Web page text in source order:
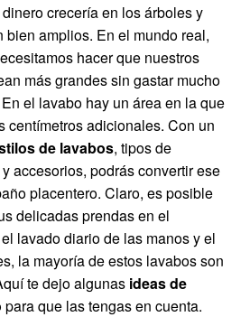
crecería en los árboles y
bien amplios. En el mundo real,
hacer que nuestros
más grandes sin gastar mucho
el lavabo hay un área en la que
centímetros adicionales. Con un
de lavabos, tipos de
accesorios, podrás convertir ese
placentero. Claro, es posible
delicadas prendas en el
lavado diario de las manos y el
la mayoría de estos lavabos son
te dejo algunas ideas de
para que las tengas en cuenta.